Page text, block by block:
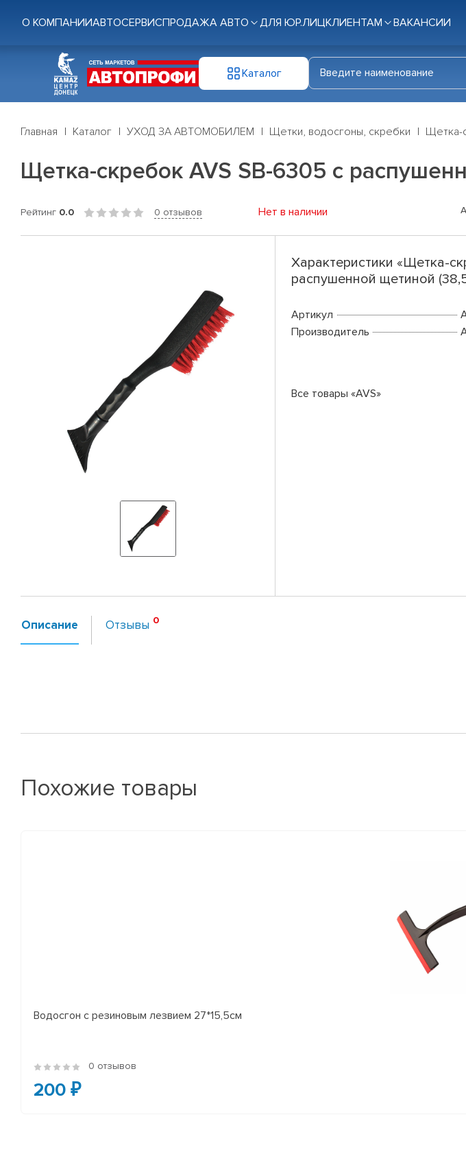
О КОМПАНИИАВТОСЕРВИСПРОДАЖА АВТО ДЛЯ ЮР.ЛИЦКЛИЕНТАМ ВАКАНСИИ
Каталог
Главная Каталог УХОД ЗА АВТОМОБИЛЕМ Щетки, водосгоны, скребки Щетка-
Щетка-скребок AVS SB-6305 с
Рейтинг 0.0 0 отзывов Нет в наличии
Характеристики «Щетка-
распушенной щетиной
Артикул
Производитель
Все товары «AVS»
Описание Отзывы
Похожие товары
Водосгон с резиновым лезвием 27*15,5см
0 отзывов
200 ₽